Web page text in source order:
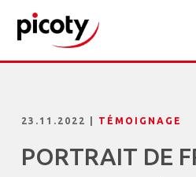
23.11.2022 TÉMOIGNAGE
PORTRAIT DE